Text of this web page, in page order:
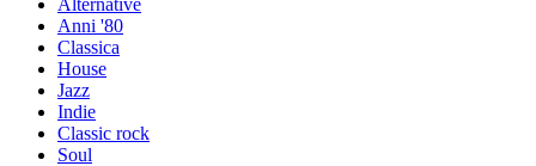
Alternative
Anni '80
Classica
House
Jazz
Indie
Classic rock
Soul